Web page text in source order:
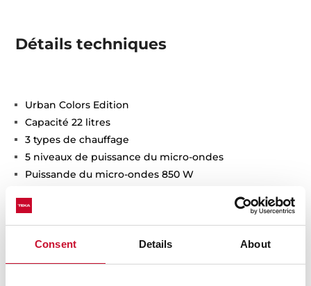
Consent Details About
Détails techniques
Urban Colors Edition
Capacité 22 litres
3 types de chauffage
5 niveaux de puissance du micro-ondes
Puissande du micro-ondes 850 W
Gril rabattable
9 menus directement sélectionnables
Décongélation par temps et poids
Fonction de démarrage rapide 30 secondes